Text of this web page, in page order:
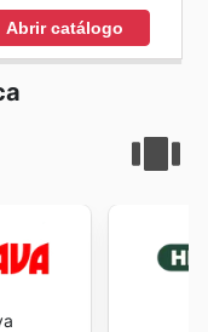
Abrir catálogo